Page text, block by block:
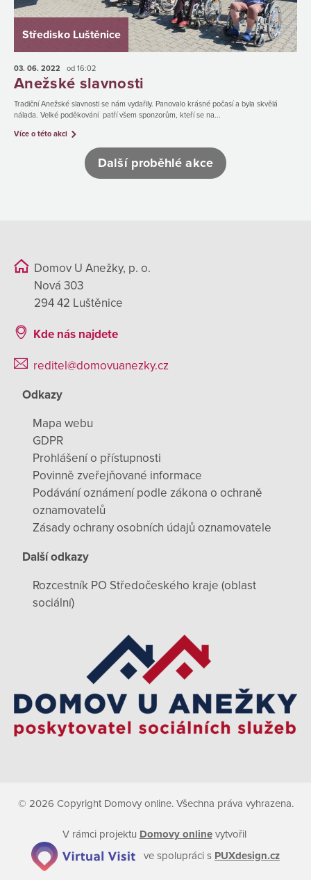
Středisko Luštěnice
03. 06. 2022 od 16:02
Anežské slavnosti
Tradiční Anežské slavnosti se nám vydařily. Panovalo krásné počasí a byla skvělá
nálada. Velké poděkování patří všem sponzorům, kteří se na...
Více o této akci
Další proběhlé akce
Domov U Anežky, p. o.
Nová 303
294 42 Luštěnice
Kde nás najdete
reditel@domovuanezky.cz
Odkazy
Mapa webu
GDPR
Prohlášení o přístupnosti
Povinně zveřejňované informace
Podávání oznámení podle zákona o ochraně
oznamovatelů
Zásady ochrany osobních údajů oznamovatele
Další odkazy
Rozcestník PO Středočeského kraje (oblast
sociální)
© 2026 Copyright Domovy online. Všechna práva vyhrazena.
V rámci projektu Domovy onlinevytvořil
ve spolupráci s PUXdesign.cz